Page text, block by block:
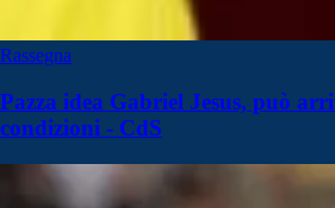
Rassegna
Pazza idea Gabriel Jesus, può
condizioni - CdS